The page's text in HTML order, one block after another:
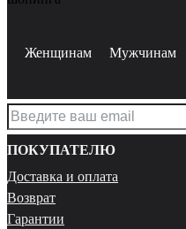
Женщинам Мужчинам
ПОКУПАТЕЛЮ
Доставка и оплата
Возврат
Гарантии